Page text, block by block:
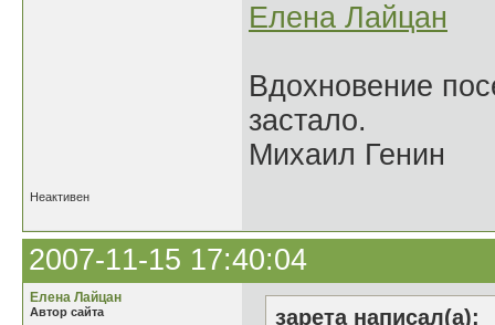
Елена Лайцан
Вдохновение
застало.
Михаил Генин
Неактивен
2007-11-15 17:40:04
Елена Лайцан
Автор сайта
зарета написал(а):